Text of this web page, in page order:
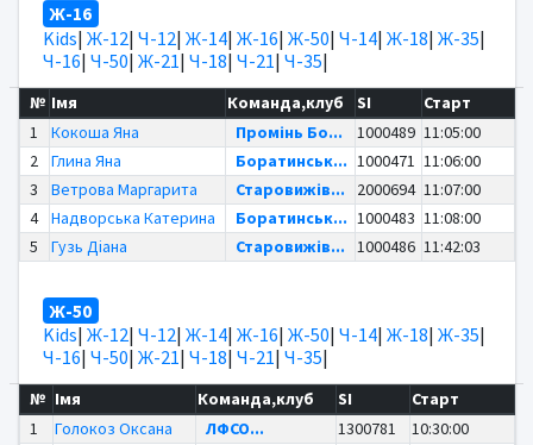
Ж-16
Kids| Ж-12| Ч-12| Ж-14| Ж-16| Ж-50| Ч-14| Ж-18| Ж-35|
Ч-16| Ч-50| Ж-21| Ч-18| Ч-21| Ч-35|
№ Імя Команда,клуб SI
Старт
1
Кокоша Яна Промінь Бо... 1000489 11:05:00
2
Глина Яна Боратинськ... 1000471 11:06:00
3
Ветрова Маргарита Старовижів... 2000694 11:07:00
4
Надворська Катерина Боратинськ... 1000483 11:08:00
5
Гузь Діана Старовижів... 1000486 11:42:03
Ж-50
Kids| Ж-12| Ч-12| Ж-14| Ж-16| Ж-50| Ч-14| Ж-18| Ж-35|
Ч-16| Ч-50| Ж-21| Ч-18| Ч-21| Ч-35|
№ Імя Команда,клуб SI
Старт
1
Голокоз Оксана ЛФСО... 1300781
10:30:00